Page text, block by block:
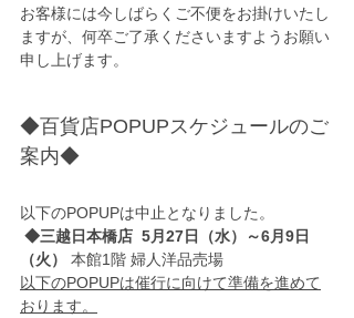
お客様には今しばらくご不便をお掛けいたし
ますが、何卒ご了承くださいますようお願い
申し上げます。
◆百貨店POPUPスケジュールのご
案内◆
以下のPOPUPは中止となりました。
◆三越日本橋店  5月27日（水）～6月9日
（火） 本館1階 婦人洋品売場
以下のPOPUPは催行に向けて準備を進めて
おります。